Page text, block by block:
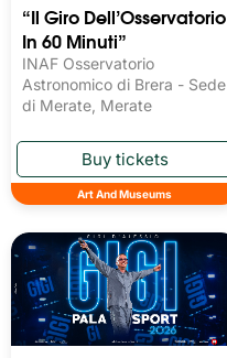
“Il Giro Dell’Osservatorio
In 60 Minuti”
INAF Osservatorio
Astronomico di Brera - Sede
di Merate, Merate
Art And Museums